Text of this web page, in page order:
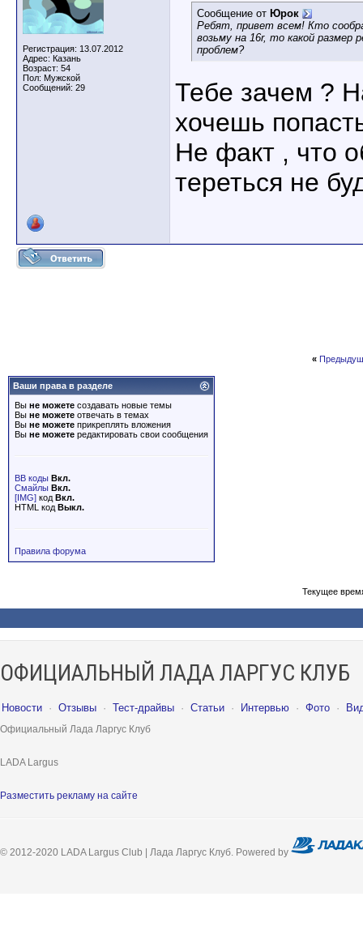
Регистрация: 13.07.2012
Адрес: Казань
Возраст: 54
Пол: Мужской
Сообщений: 29
Сообщение от Юрок
Ребят, привет всем! Кто
возьму на 16r, то какой размер
проблем?
Тебе зачем ?
хочешь
Не факт , что
тереться не
«
Ваши права в разделе
Вы не можете создавать новые темы
Вы не можете отвечать в темах
Вы не можете прикреплять вложения
Вы не можете редактировать свои сообщения
BB коды Вкл.
Смайлы Вкл.
[IMG] код Вкл.
HTML код Выкл.
Правила форума
Текущее
ОФИЦИАЛЬНЫЙ ЛАДА ЛАРГУС КЛУБ
Новости · Отзывы · Тест-драйвы · Статьи · Интервью · Фото ·
Официальный Лада Ларгус Клуб
LADA Largus
Разместить рекламу на сайте
© 2012-2020 LADA Largus Club | Лада Ларгус Клуб. Powered by